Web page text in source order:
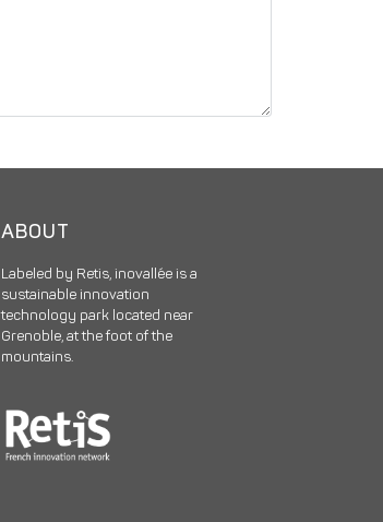
ABOUT
Labeled by Retis, inovallée is a
sustainable innovation
technology park located near
Grenoble, at the foot of the
mountains.